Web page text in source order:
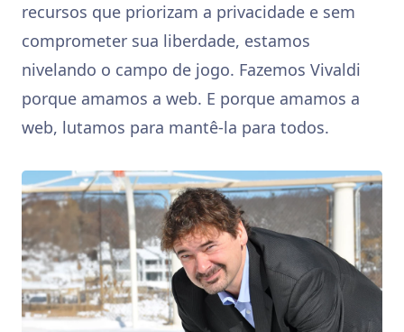
recursos que priorizam a privacidade e sem
comprometer sua liberdade, estamos
nivelando o campo de jogo. Fazemos Vivaldi
porque amamos a web. E porque amamos a
web, lutamos para mantê-la para todos.